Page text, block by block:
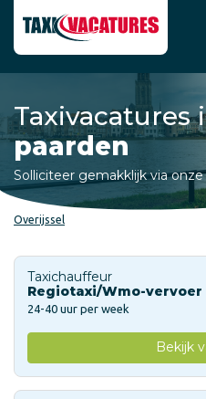
Taxivacatures
paarden
Solliciteer gemakklijk via
Overijssel
Taxichauffeur
Regiotaxi/Wmo-vervoer
24-40 uur per week
Bekijk